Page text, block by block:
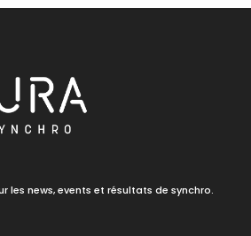
les news, events et résultats de synchro.